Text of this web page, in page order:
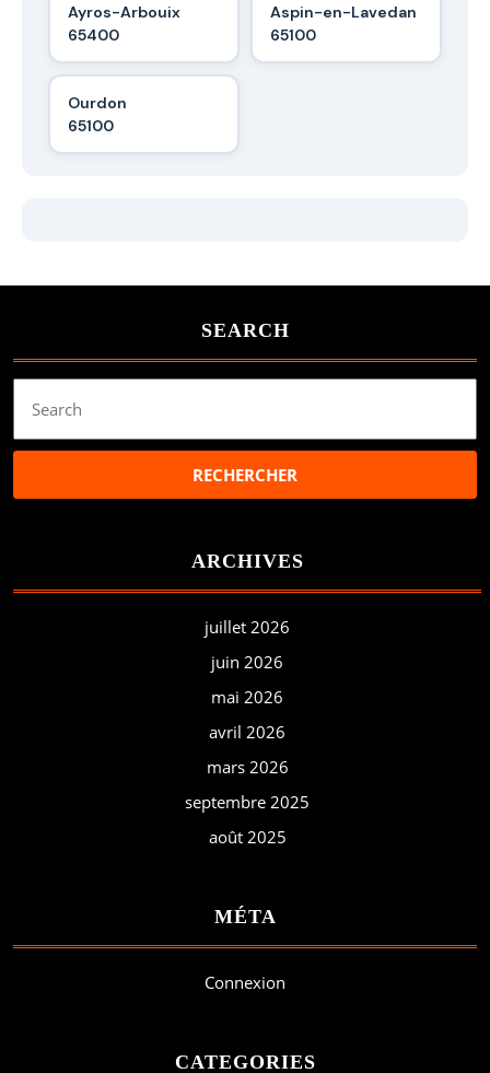
Ayros-Arbouix
65400
Aspin-en-Lavedan
65100
Ourdon
65100
SEARCH
for:
ARCHIVES
juillet 2026
juin 2026
mai 2026
avril 2026
mars 2026
septembre 2025
août 2025
MÉTA
Connexion
CATEGORIES